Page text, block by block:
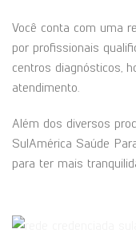
Você conta com uma
por profissionais
centros diagnósticos,
atendimento.
Além dos diversos
SulAmérica Saúde
para ter mais